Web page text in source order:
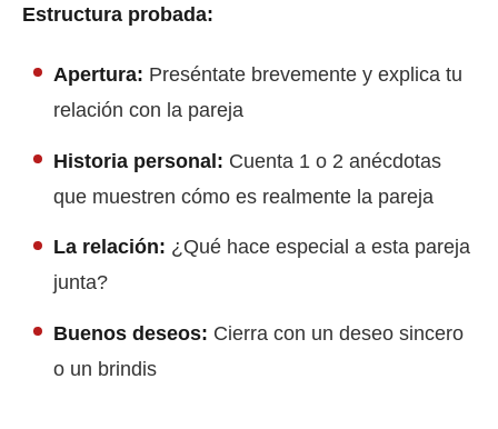
Estructura probada:
Apertura: Preséntate brevemente y explica tu
relación con la pareja
Historia personal: Cuenta 1 o 2 anécdotas
que muestren cómo es realmente la pareja
La relación: ¿Qué hace especial a esta pareja
junta?
Buenos deseos: Cierra con un deseo sincero
o un brindis